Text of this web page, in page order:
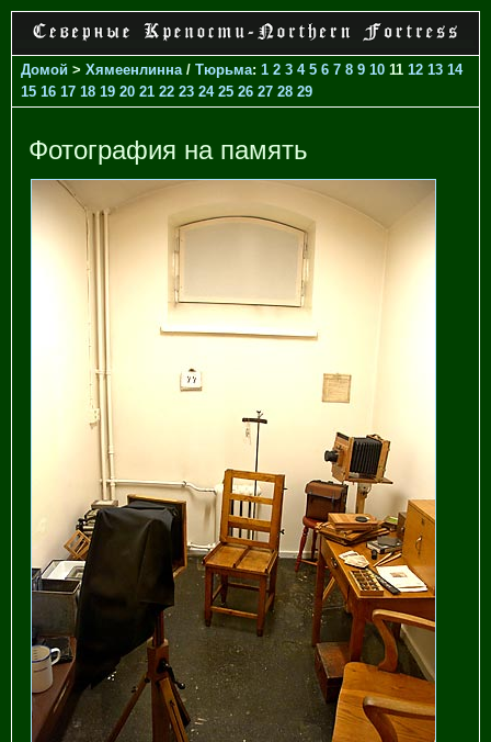
Домой > Хямеенлинна / Тюрьма: 1 2 3 4 5 6 7 8 9 10 11 12 13 14
15 16 17 18 19 20 21 22 23 24 25 26 27 28 29
Фотография на память